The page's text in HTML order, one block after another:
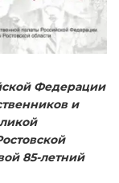
Федерации
и
85-летний